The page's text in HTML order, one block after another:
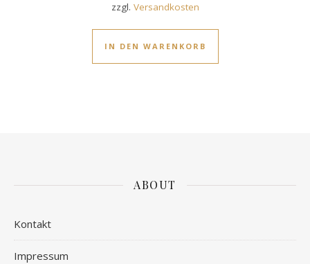
zzgl. Versandkosten
IN DEN WARENKORB
ABOUT
Kontakt
Impressum